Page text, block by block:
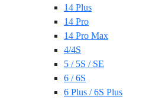
14 Plus
14 Pro
14 Pro Max
4/4S
5 / 5S / SE
6 / 6S
6 Plus / 6S Plus